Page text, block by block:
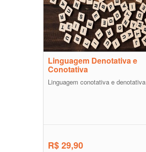
Linguagem Denotativa e
Conotativa
Linguagem conotativa e denotativa
R$ 29,90